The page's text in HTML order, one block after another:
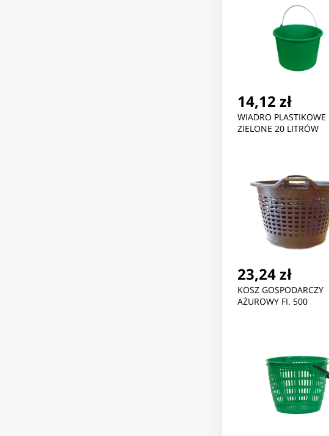
14,12 zł
WIADRO PLASTIKOWE
ZIELONE 20 LITRÓW
23,24 zł
KOSZ GOSPODARCZY
AŻUROWY FI. 500